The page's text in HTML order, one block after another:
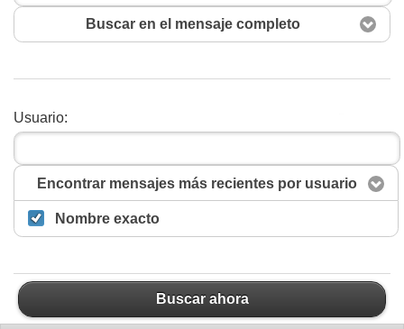
Buscar en el mensaje completo
Usuario:
Encontrar mensajes más recientes por usuario
Nombre exacto
Buscar ahora